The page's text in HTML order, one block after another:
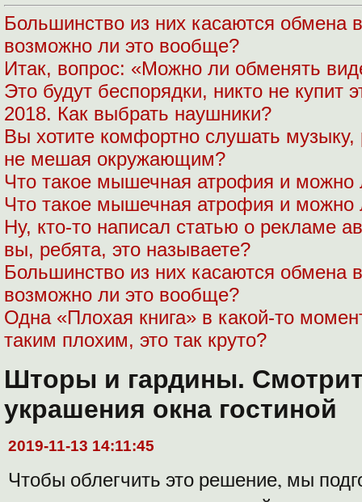
Большинство из них касаются обмена
возможно ли это вообще?
Итак, вопрос: «Можно ли обменять
Это будут беспорядки, никто не купит
2018. Как выбрать наушники?
Вы хотите комфортно слушать музыку,
не мешая окружающим?
Что такое мышечная атрофия и можно
Что такое мышечная атрофия и можно
Ну, кто-то написал статью о рекламе
вы, ребята, это называете?
Большинство из них касаются обмена
возможно ли это вообще?
Одна «Плохая книга» в какой-то
таким плохим, это так круто?
Шторы и гардины.
украшения окна гостиной
2019-11-13 14:11:45
Чтобы облегчить это решение, мы